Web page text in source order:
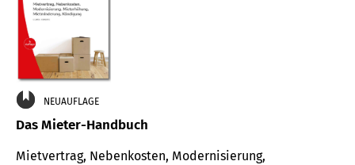
NEUAUFLAGE
Das Mieter-Handbuch
Mietvertrag, Nebenkosten, Modernisierung,